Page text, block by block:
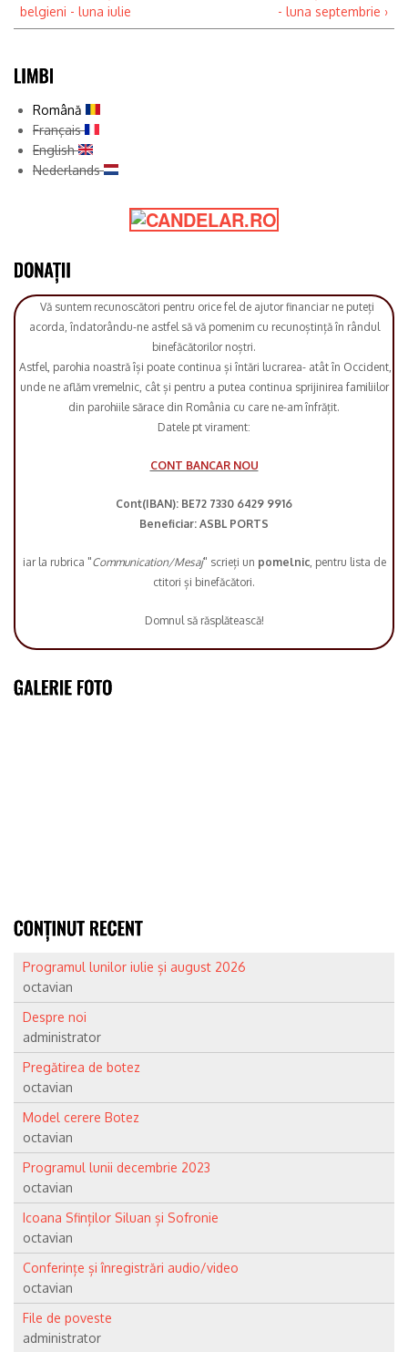
belgieni - luna iulie
- luna septembrie ›
Română
Français
English
Nederlands
Vă suntem recunoscători pentru orice fel de ajutor financiar ne puteți
acorda, îndatorându-ne astfel să vă pomenim cu recunoștință în rândul
binefăcătorilor noștri.
Astfel, parohia noastră își poate continua și întări lucrarea- atât în Occident,
unde ne aflăm vremelnic, cât și pentru a putea continua sprijinirea familiilor
din parohiile sărace din România cu care ne-am înfrățit.
Datele pt virament:
CONT BANCAR NOU
Cont(IBAN): BE72 7330 6429 9916
Beneficiar: ASBL PORTS
iar la rubrica "Communication/Mesaj" scrieți un pomelnic, pentru lista de
ctitori și binefăcători.
Domnul să răsplătească!
Programul lunilor iulie și august 2026
octavian
Despre noi
administrator
Pregătirea de botez
octavian
Model cerere Botez
octavian
Programul lunii decembrie 2023
octavian
Icoana Sfinților Siluan și Sofronie
octavian
Conferințe și înregistrări audio/video
octavian
File de poveste
administrator